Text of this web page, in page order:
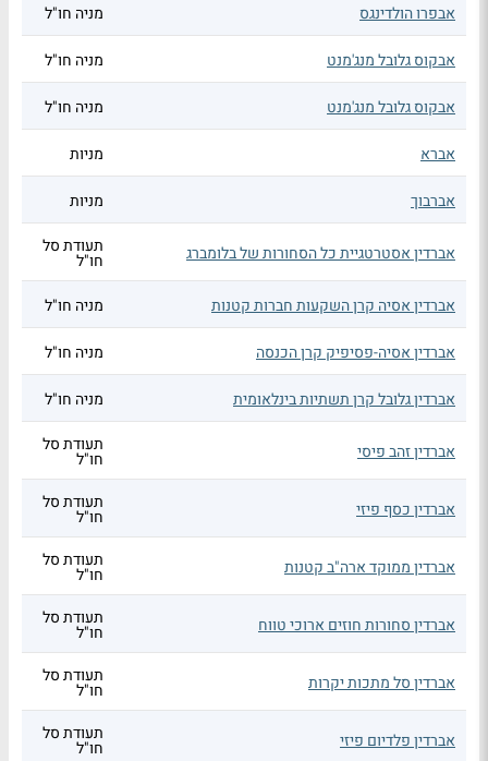
אבפרו הולדינגס מניה חו"ל
אבקוס גלובל מנג'מנט מניה חו"ל
אבקוס גלובל מנג'מנט מניה חו"ל
אברא מניות
אברבוך מניות
אברדין אסטרטגיית כל הסחורות של בלומברג תעודת סל
חו"ל
אברדין אסיה קרן השקעות חברות קטנות
מניה חו"ל
אברדין אסיה-פסיפיק קרן הכנסה מניה חו"ל
אברדין גלובל קרן תשתיות בינלאומית מניה חו"ל
אברדין זהב פיסי תעודת סל
חו"ל
אברדין כסף פיזי תעודת סל
חו"ל
אברדין ממוקד ארה"ב קטנות תעודת סל
חו"ל
אברדין סחורות חוזים ארוכי טווח תעודת סל
חו"ל
אברדין סל מתכות יקרות תעודת סל
חו"ל
אברדין פלדיום פיזי תעודת סל
חו"ל